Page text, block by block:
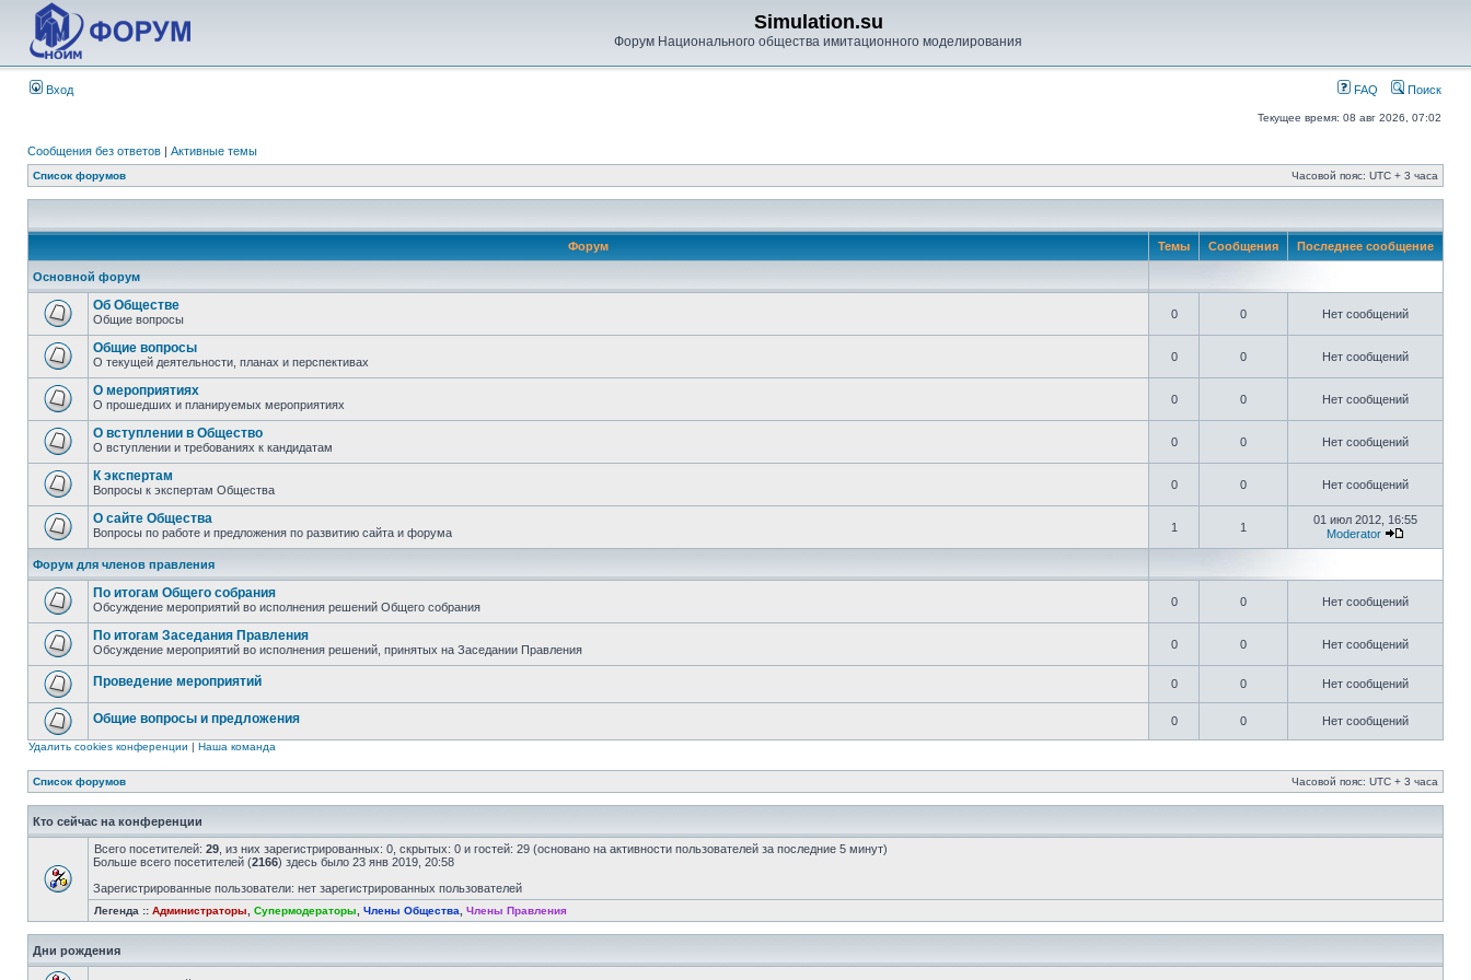
Simulation.su
Форум Национального общества имитационного моделирования
Вход FAQ Поиск
Текущее время: 08 авг 2026, 07:02
Сообщения без ответов | Активные темы
Список форумов Часовой пояс: UTC + 3 часа
Форум Темы Сообщения Последнее сообщение
Основной форум
Об Обществе
Общие вопросы 0 0 Нет сообщений
Общие вопросы
О текущей деятельности, планах и перспективах 0 0 Нет сообщений
О мероприятиях
О прошедших и планируемых мероприятиях 0 0 Нет сообщений
О вступлении в Общество
О вступлении и требованиях к кандидатам 0 0 Нет сообщений
К экспертам
Вопросы к экспертам Общества 0 0 Нет сообщений
О сайте Общества
Вопросы по работе и предложения по развитию сайта и форума 1 1
01 июл 2012, 16:55
Moderator
Форум для членов правления
По итогам Общего собрания
Обсуждение мероприятий во исполнения решений Общего собрания 0 0 Нет сообщений
По итогам Заседания Правления
Обсуждение мероприятий во исполнения решений, принятых на Заседании Правления 0 0 Нет сообщений
Проведение мероприятий 0 0 Нет сообщений
Общие вопросы и предложения 0 0 Нет сообщений
Удалить cookies конференции | Наша команда
Список форумов Часовой пояс: UTC + 3 часа
Кто сейчас на конференции
Всего посетителей: 29 , из них зарегистрированных: 0, скрытых: 0 и гостей: 29 (основано на активности пользователей за последние 5 минут)
Больше всего посетителей (2166) здесь было 23 янв 2019, 20:58
Зарегистрированные пользователи: нет зарегистрированных пользователей
Легенда :: Администраторы Супермодераторы Члены Общества Члены Правления
Дни рождения